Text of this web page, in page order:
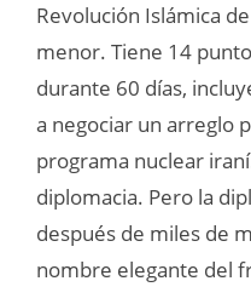
Revolución Islámica
menor. Tiene 14
durante 60 días,
a negociar un arreglo
programa nuclear
diplomacia. Pero la
después de miles de
nombre elegante del